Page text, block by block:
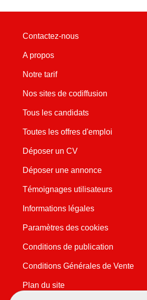
Contactez-nous
A propos
Notre tarif
Nos sites de codiffusion
Tous les candidats
Toutes les offres d'emploi
Déposer un CV
Déposer une annonce
Témoignages utilisateurs
Informations légales
Paramètres des cookies
Conditions de publication
Conditions Générales de Vente
Plan du site